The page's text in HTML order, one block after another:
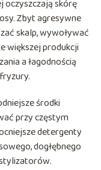
oczyszczają skórę
Zbyt agresywne
skalp, wywoływać
większej produkcji
a łagodnością
środki
przy częstym
detergenty
dogłębnego